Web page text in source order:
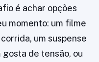
é achar opções
momento: um filme
um suspense
de tensão, ou